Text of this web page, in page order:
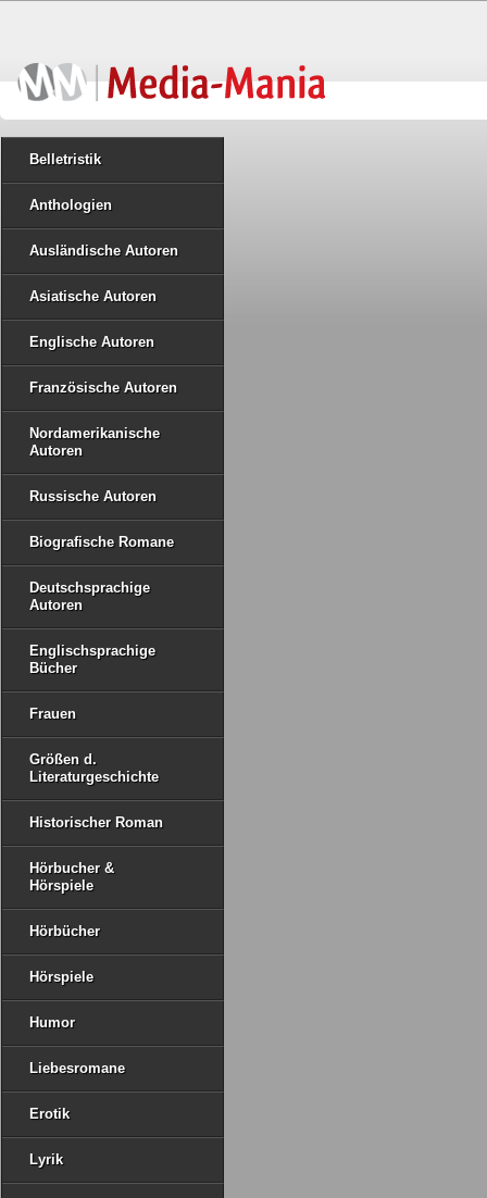
Belletristik
Anthologien
Ausländische Autoren
Asiatische Autoren
Englische Autoren
Französische Autoren
Nordamerikanische
Autoren
Russische Autoren
Biografische Romane
Deutschsprachige
Autoren
Englischsprachige
Bücher
Frauen
Größen d.
Literaturgeschichte
Historischer Roman
Hörbucher &
Hörspiele
Hörbücher
Hörspiele
Humor
Liebesromane
Erotik
Lyrik